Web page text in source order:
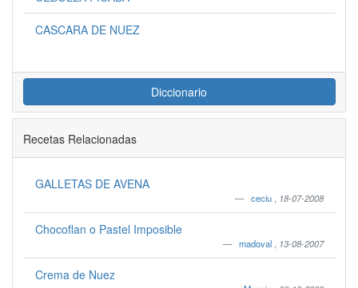
CASCARA DE NUEZ
Diccionario
Recetas Relacionadas
GALLETAS DE AVENA
ceciu 18-07-2008
Chocoflan o Pastel Imposible
madoval 13-08-2007
Crema de Nuez